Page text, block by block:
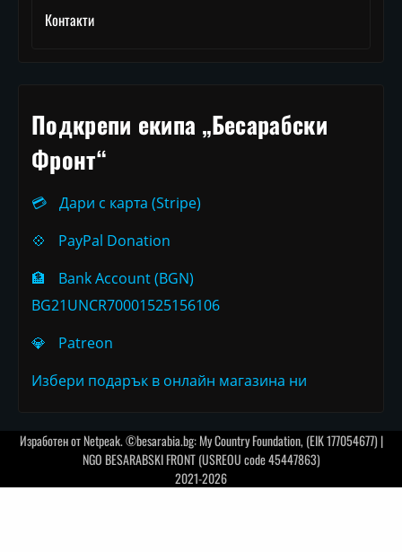
Контакти
Подкрепи екипа „Бесарабски
Фронт“
💳
Дари с карта (Stripe)
💠
PayPal Donation
🏦
Bank Account (BGN)
BG21UNCR70001525156106
💎
Patreon
Избери подарък в онлайн магазина ни
Изработен отNetpeak. ©besarabia.bg: My Country Foundation, (EIK 177054677) |
NGO BESARABSKI FRONT (USREOU code 45447863)
2021-2026